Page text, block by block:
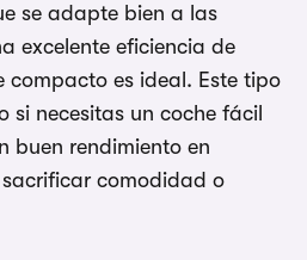
se adapte bien a las
excelente eficiencia de
compacto es ideal. Este tipo
si necesitas un coche fácil
buen rendimiento en
comodidad o